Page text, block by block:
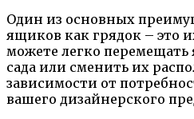
Один из основных
ящиков как грядок – это
можете легко
сада или сменить их
зависимости от
вашего дизайнерского